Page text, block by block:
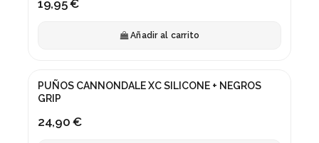
19,95 €
Añadir al carrito
PUÑOS CANNONDALE XC SILICONE + NEGROS
GRIP
24,90 €